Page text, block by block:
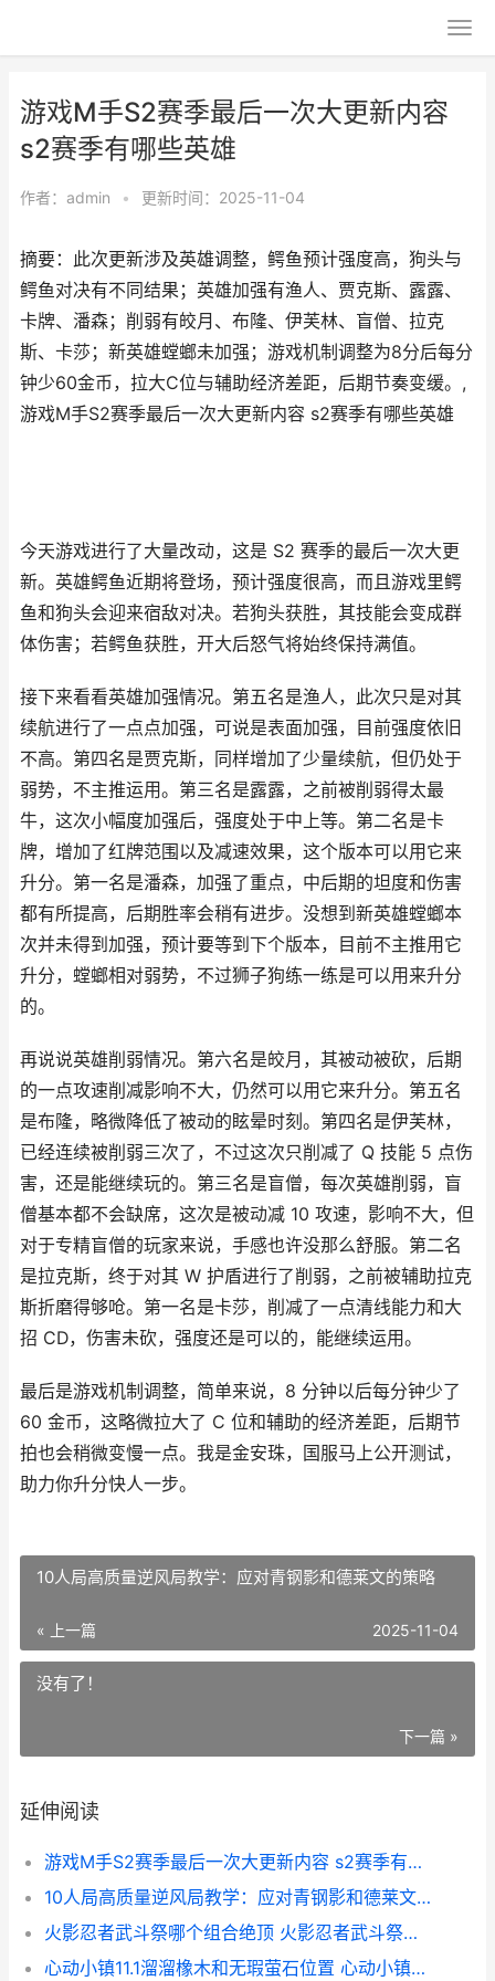
游戏M手S2赛季最后一次大更新内容
s2赛季有哪些英雄
作者： admin • 更新时间：2025-11-04
摘要：此次更新涉及英雄调整，鳄鱼预计强度高，狗头与
鳄鱼对决有不同结果；英雄加强有渔人、贾克斯、露露、
卡牌、潘森；削弱有皎月、布隆、伊芙林、盲僧、拉克
斯、卡莎；新英雄螳螂未加强；游戏机制调整为8分后每分
钟少60金币，拉大C位与辅助经济差距，后期节奏变缓。,
游戏M手S2赛季最后一次大更新内容 s2赛季有哪些英雄
今天游戏进行了大量改动，这是 S2 赛季的最后一次大更
新。英雄鳄鱼近期将登场，预计强度很高，而且游戏里鳄
鱼和狗头会迎来宿敌对决。若狗头获胜，其技能会变成群
体伤害；若鳄鱼获胜，开大后怒气将始终保持满值。
接下来看看英雄加强情况。第五名是渔人，此次只是对其
续航进行了一点点加强，可说是表面加强，目前强度依旧
不高。第四名是贾克斯，同样增加了少量续航，但仍处于
弱势，不主推运用。第三名是露露，之前被削弱得太最
牛，这次小幅度加强后，强度处于中上等。第二名是卡
牌，增加了红牌范围以及减速效果，这个版本可以用它来
升分。第一名是潘森，加强了重点，中后期的坦度和伤害
都有所提高，后期胜率会稍有进步。没想到新英雄螳螂本
次并未得到加强，预计要等到下个版本，目前不主推用它
升分，螳螂相对弱势，不过狮子狗练一练是可以用来升分
的。
再说说英雄削弱情况。第六名是皎月，其被动被砍，后期
的一点攻速削减影响不大，仍然可以用它来升分。第五名
是布隆，略微降低了被动的眩晕时刻。第四名是伊芙林，
已经连续被削弱三次了，不过这次只削减了 Q 技能 5 点伤
害，还是能继续玩的。第三名是盲僧，每次英雄削弱，盲
僧基本都不会缺席，这次是被动减 10 攻速，影响不大，但
对于专精盲僧的玩家来说，手感也许没那么舒服。第二名
是拉克斯，终于对其 W 护盾进行了削弱，之前被辅助拉克
斯折磨得够呛。第一名是卡莎，削减了一点清线能力和大
招 CD，伤害未砍，强度还是可以的，能继续运用。
最后是游戏机制调整，简单来说，8 分钟以后每分钟少了
60 金币，这略微拉大了 C 位和辅助的经济差距，后期节
拍也会稍微变慢一点。我是金安珠，国服马上公开测试，
助力你升分快人一步。
10人局高质量逆风局教学：应对青钢影和德莱文的策略
« 上一篇 2025-11-04
没有了！
下一篇 »
延伸阅读
游戏M手S2赛季最后一次大更新内容 s2赛季有哪些英雄
10人局高质量逆风局教学：应对青钢影和德莱文的策略
火影忍者武斗祭哪个组合绝顶 火影忍者武斗祭官网
心动小镇11.1溜溜橡木和无瑕萤石位置 心动小镇手游下载